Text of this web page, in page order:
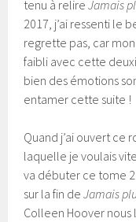
tenu à relireJamais
2017, j’ai ressenti le
regrette pas, car
faibli avec cette
bien des émotions
entamer cette suite !
Quand j’ai ouvert ce
laquelle je voulais
va débuter ce tome
sur la fin deJamais
Colleen Hoover